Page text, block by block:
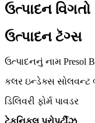
ઉત્પાદન વિગતો
ઉત્પાદન ટૅગ્સ
ઉત્પાદનનું નામ Presol
કલર ઇન્ડેક્સ સોલવન્ટ
ડિલિવરી ફોર્મ પાવડર